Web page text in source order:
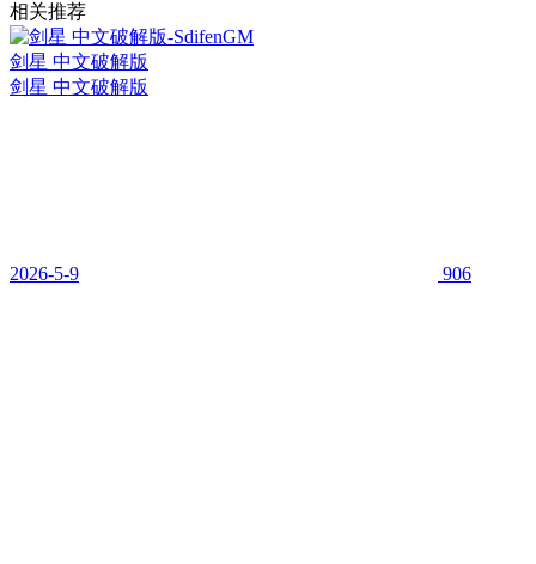
相关推荐
剑星 中文破解版
剑星 中文破解版
2026-5-9 906